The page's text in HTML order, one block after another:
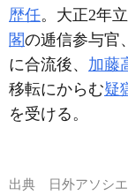
歴任。大正2年
閣の逓信参与官
に合流後、 加藤
移転にからむ疑
を受ける。
出典
日外アソシ